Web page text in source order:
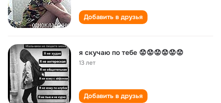
Добавить в друзья
я скучаю по тебе 😟😟😟😟😟😟
13 лет
Добавить в друзья